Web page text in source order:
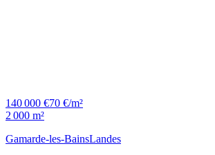
140 000 €70 €/m²
2 000 m²
Gamarde-les-BainsLandes